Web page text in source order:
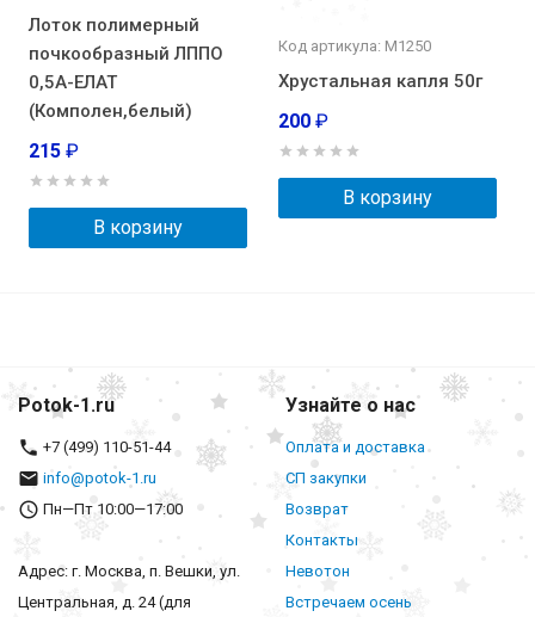
Лоток полимерный
почкообразный ЛППО
0,5А-ЕЛАТ
(Комполен,белый)
215 ₽
В корзину
Код артикула: М1250
Хрустальная капля 50г
200 ₽
В корзину
Potok-1.ru
+7 (499) 110-51-44
info@potok-1.ru
Пн—Пт 10:00—17:00
Адрес: г. Москва, п. Вешки, ул.
Центральная, д. 24 (для
Узнайте о нас
Оплата и доставка
СП закупки
Возврат
Контакты
Невотон
Встречаем осень